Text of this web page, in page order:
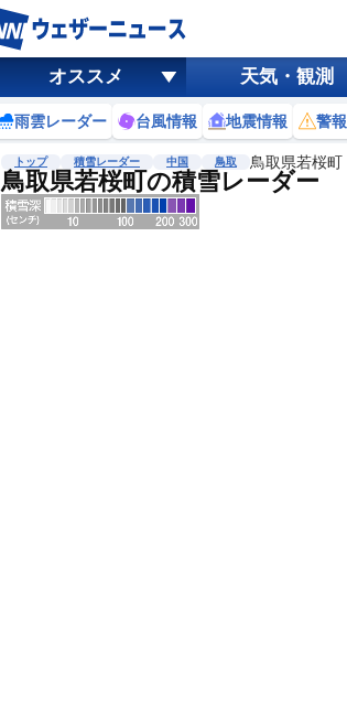
オススメ 天気・観測
雨雲レーダー 台風情報 地震情報 警
トップ 積雪レーダー 中国 鳥取 鳥取県若桜町
鳥取県若桜町の積雪レーダー